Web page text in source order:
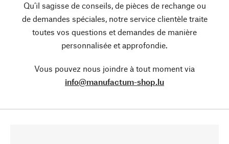
Qu’il sagisse de conseils, de pièces de rechange ou
de demandes spéciales, notre service clientèle traite
toutes vos questions et demandes de manière
personnalisée et approfondie.
Vous pouvez nous joindre à tout moment via
info@manufactum-shop.lu